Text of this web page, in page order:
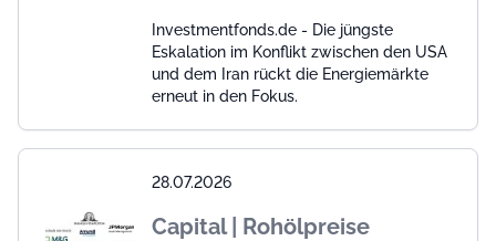
Investmentfonds.de - Die jüngste
Eskalation im Konflikt zwischen den USA
und dem Iran rückt die Energiemärkte
erneut in den Fokus.
28.07.2026
Capital | Rohölpreise